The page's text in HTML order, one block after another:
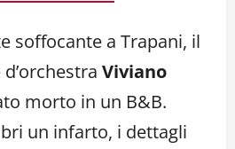
soffocante a Trapani, il
Viviano
morto in un B&B.
un infarto, i dettagli